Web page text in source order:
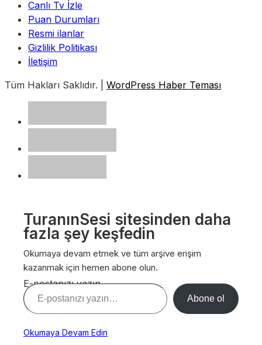
Canlı Tv İzle
Puan Durumları
Resmi ilanlar
Gizlilik Politikası
İletişim
Tüm Hakları Saklıdır. | WordPress Haber Teması
TuranınSesi sitesinden daha
fazla şey keşfedin
Okumaya devam etmek ve tüm arşive erişim
kazanmak için hemen abone olun.
E-postanızı yazın…
Abone ol
Okumaya Devam Edin